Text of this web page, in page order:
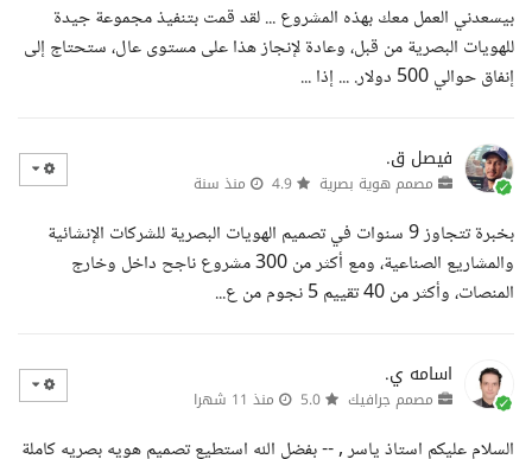
بيسعدني العمل معك بهذه المشروع ... لقد قمت بتنفيذ مجموعة جيدة
للهويات البصرية من قبل، وعادة لإنجاز هذا على مستوى عال، ستحتاج إلى
إنفاق حوالي 500 دولار. ... إذا ...
فيصل ق.
مصمم هوية بصرية منذ سنة
بخبرة تتجاوز 9 سنوات في تصميم الهويات البصرية للشركات الإنشائية
والمشاريع الصناعية، ومع أكثر من 300 مشروع ناجح داخل وخارج
المنصات، وأكثر من 40 تقييم 5 نجوم من ع...
اسامه ي.
مصمم جرافيك منذ 11 شهرا
السلام عليكم استاذ ياسر , -- بفضل الله استطيع تصميم هويه بصريه كاملة